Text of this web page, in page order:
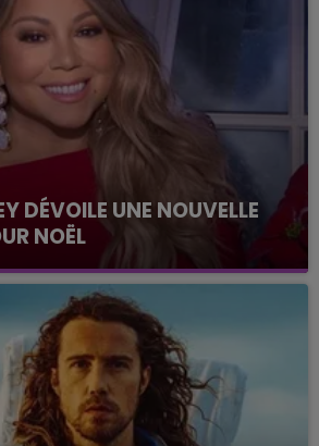
DÉVOILE UNE NOUVELLE
NOËL
la spécialiste du genre.